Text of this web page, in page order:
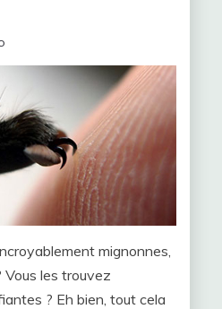
mignonnes,
Vous les trouvez
? Eh bien, tout cela